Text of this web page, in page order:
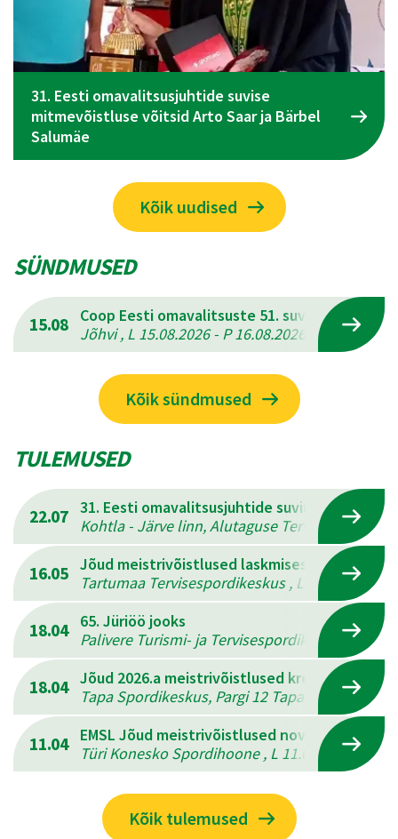
Spordiliidu Jõud üldkogu koosolek toimub 09.
juunil Tallinnas
Kõik uudised
SÜNDMUSED
15.08
Coop Eesti omavalitsuste 51. suvemängud
Jõhvi , L 15.08.2026 - P 16.08.2026
Kõik sündmused
TULEMUSED
22.07 31. Eesti omavalitsusjuhtide suvine
Kohtla - Järve linn, Alutaguse
16.05 Jõud meistrivõistlused laskmises
Tartumaa Tervisespordikeskus , L 16.05.2026 -
18.04
65. Jüriöö jooks
Palivere Turismi- ja Tervisespordikeskus , L
18.04 Jõud 2026.a meistrivõistlused kreeka-rooma
Tapa Spordikeskus, Pargi 12 Tapal , L
11.04
EMSL Jõud meistrivõistlused novuses
Türi Konesko Spordihoone , L 11.04.2026 - P
Kõik tulemused